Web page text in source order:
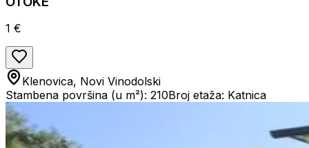
1 €
Klenovica, Novi Vinodolski
Stambena površina (u m²): 210Broj etaža: Katnica